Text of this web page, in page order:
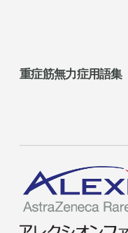
重症筋無力症用語集